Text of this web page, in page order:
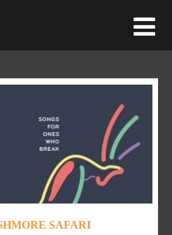
SAFARI